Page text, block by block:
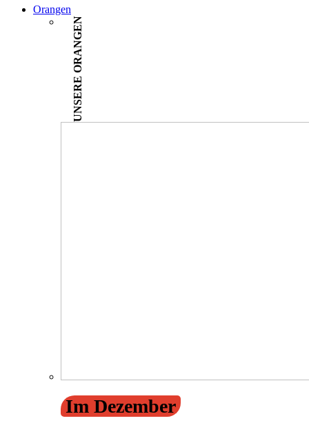
Orangen
UNSERE ORANGEN
Im Dezember